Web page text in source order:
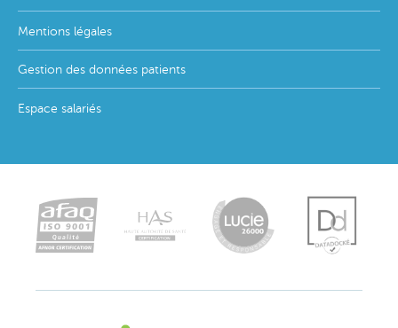
Mentions légales
Gestion des données patients
Espace salariés